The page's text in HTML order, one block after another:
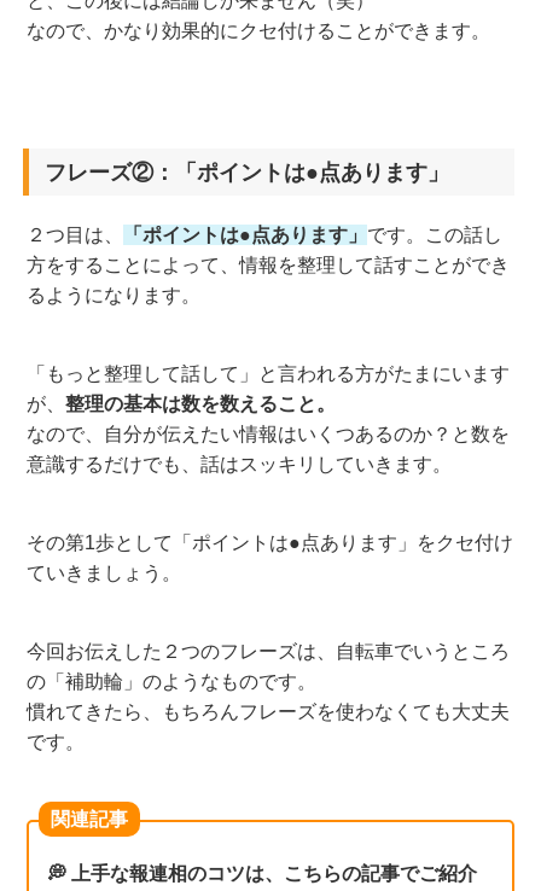
なので、かなり効果的にクセ付けることができます。
フレーズ②：「ポイントは●点あります」
２つ目は、 「ポイントは●点あります」 です。この話し
方をすることによって、情報を整理して話すことができ
るようになります。
「もっと整理して話して」と言われる方がたまにいます
が、整理の基本は数を数えること。
なので、自分が伝えたい情報はいくつあるのか？と数を
意識するだけでも、話はスッキリしていきます。
その第1歩として「ポイントは●点あります」をクセ付け
ていきましょう。
今回お伝えした２つのフレーズは、自転車でいうところ
の「補助輪」のようなものです。
慣れてきたら、もちろんフレーズを使わなくても大丈夫
です。
関連記事
💭 上手な報連相のコツは、こちらの記事でご紹介